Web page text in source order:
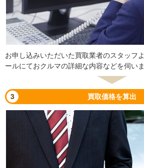
お申し込みいただいた買取業者のスタッフ
ールにておクルマの詳細な内容などを伺いま
3 買取価格を算出